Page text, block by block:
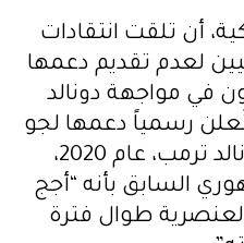
أن تلقت انتقادات
لعدم تقديم دعمها
في مواجهة دونالد
في العام 2016، لتُعلن رسمياً دعمها لجو
بايدن في مواجهة دونالد ترمب، عام 2020،
السابق بأنه “أجج
طوال فترة